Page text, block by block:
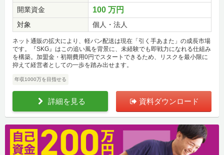
開業資金
100 万円
対象 個人・法人
ネット通販の拡大により、軽バン配送は現在「引く手あまた」の成長市場
です。『SKG』はこの追い風を背景に、未経験でも即戦力になれる仕組み
を構築。加盟金・初期費用0円でスタートできるため、リスクを最小限に
抑えて経営者としての一歩を踏み出せます。
年収1000万を目指せる
詳細を見る 資料ダウンロード